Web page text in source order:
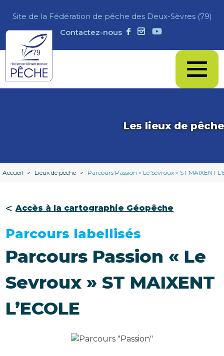
Site de la Fédération de pêche des Deux-Sèvres (79)
Contactez-nous
Les lieux de pêche
Accueil > Lieux de pêche > Parcours Passion « Le Sevroux » ST MAIXENT
Accès à la cartographie Géopêche
Parcours labellisés
Parcours Passion « Le
Sevroux » ST MAIXENT
L’ECOLE